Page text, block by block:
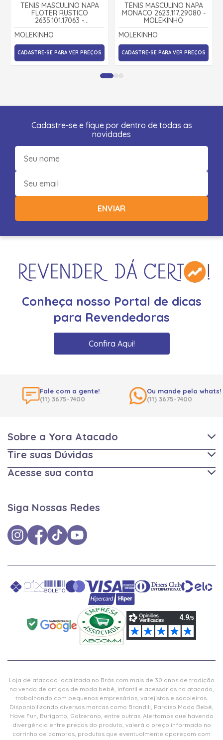
TÊNIS MASCULINO NAPA
FLOTER RUSTICO
2635.101.17063 -
MOLEKINHO
MOLEKINHO
CADASTRE-SE PARA VER PREÇOS
TÊNIS MASCULINO NAPA
MONACO 2623.117.29080 -
MOLEKINHO
MOLEKINHO
CADASTRE-SE PARA VER PREÇOS
Cadastre-se e fique por dentro de todas as
novidades
ENVIAR
Conheça nosso Portal de dicas
para Revendedoras
Confira Aqui!
Fale com a gente!
(11) 3675-7400
Ou mande pelo whats!
(11) 3675-7400
Sobre a Yora Atacado
Tire suas Dúvidas
Acesse sua conta
Siga Nossas Redes
Loja de atacado localizada no Brás com mais de 30 anos de tradição
na venda de artigos de moda bebê, infantil e acessórios no atacado,
trabalhando com pequenos empresários, varejistas e sacoleiras.
Disponibilizando diversas marcas como Brandili, Paraíso Moda Bebê,
Have Fun, Burigotto, Galzerano, entre outras. Alertamos que havendo
divergência entre preços do produto, valerá o preço informado no
carrinho de compras, produtos que eventualmente apareçam com